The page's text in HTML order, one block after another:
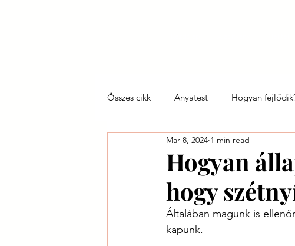
Összes cikk Anyatest Hogyan
Így szültök ti Tökéletlen anya
Hogyan
hogy
Mar 8, 2024 1 min read
Általában magunk is
kapunk.